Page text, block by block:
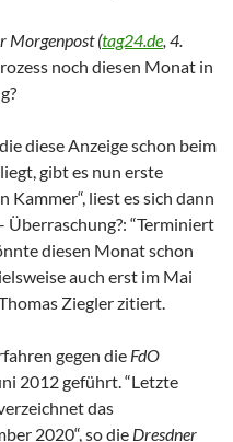
Morgenpost (tag24.de, 4.
noch diesen Monat in
diese Anzeige schon beim
gibt es nun erste
Kammer“, liest es sich dann
Überraschung?: “Terminiert
diesen Monat schon
auch erst im Mai
Ziegler zitiert.
gegen die FdO
2012 geführt. “Letzte
das
2020“, so die Dresdner